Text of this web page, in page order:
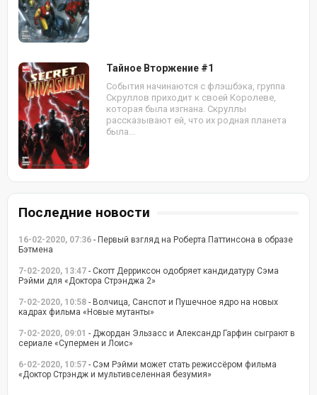
Тайное Вторжение #1
События начинаются с флэшбэка, группа
Скруллов приходит к своей Королеве,
которая была изгнана. Скруллы
рассказывают ей, что их родная планета
была...
Последние новости
16-02-2020, 07:36 - Первый взгляд на Роберта Паттинсона в образе
Бэтмена
7-02-2020, 13:47 - Скотт Дерриксон одобряет кандидатуру Сэма
Рэйми для «Доктора Стрэнджа 2»
7-02-2020, 10:58 - Волчица, Санспот и Пушечное ядро на новых
кадрах фильма «Новые мутанты»
7-02-2020, 09:01 - Джордан Эльзасс и Александр Гарфин сыграют в
сериале «Супермен и Лоис»
6-02-2020, 10:57 - Сэм Рэйми может стать режиссёром фильма
«Доктор Стрэндж и мультивселенная безумия»